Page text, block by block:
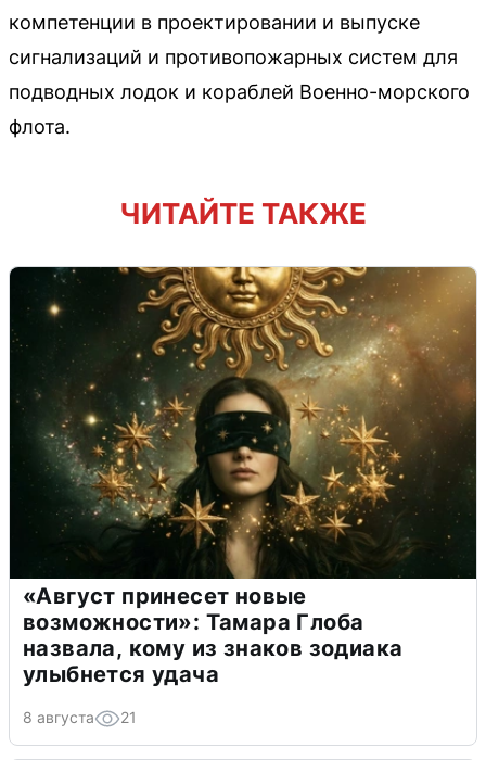
компетенции в проектировании и выпуске
сигнализаций и противопожарных систем для
подводных лодок и кораблей Военно-морского
флота.
ЧИТАЙТЕ ТАКЖЕ
«Август принесет новые
возможности»: Тамара Глоба
назвала, кому из знаков зодиака
улыбнется удача
8 августа 21